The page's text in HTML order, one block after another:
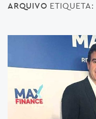
ARQUIVO ETIQUETA: